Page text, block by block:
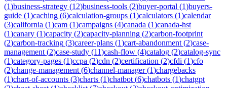
(1)business-strategy (12)business-tools (2)buyer-portal (1)buyers-
guide (1)caching (6)calculation-groups (1)calculators (1)calendar
(3)california (1)cam (1)campaigns (4)canada (1)canada-hst
(1)canary (1)capacity (2)capacity-planning (2)carbon-footprint
(2)carbon-tracking (3)career-plans (1)cart-abandonment (2)case-
management (2)case-study (11)cash-flow (4)catalog (2)catalog-sync
(1)category-pages (1)ccpa (2)cdn (2)certification (2)cfdi (1)cfo
(2)change-management (6)channel-manager(1)chargebacks
(1)chart-of-accounts (3)charts (1)chatbot (6)chatbots (1)chatgpt